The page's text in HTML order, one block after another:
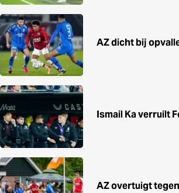
AZ dicht bij
Ismail Ka verruilt
AZ overtuigt